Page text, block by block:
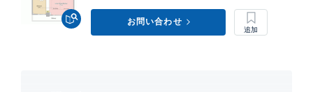
お問い合わせ